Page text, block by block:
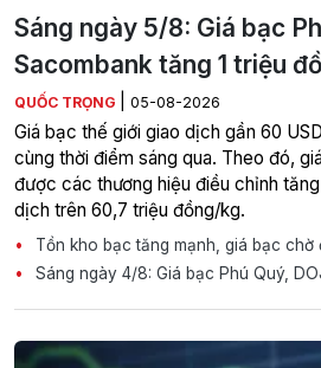
Sáng ngày 5/8: Giá bạc
Sacombank tăng 1 triệu
QUỐC TRỌNG 05-08-2026
Giá bạc thế giới giao dịch gần 60
cùng thời điểm sáng qua. Theo đó,
được các thương hiệu điều chỉnh
dịch trên 60,7 triệu đồng/kg.
Tồn kho bạc tăng mạnh, giá bạc
Sáng ngày 4/8: Giá bạc Phú Quý,